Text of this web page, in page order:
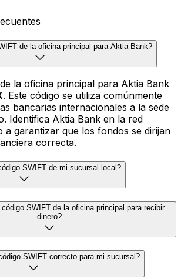
de la oficina principal para Aktia Bank?
la oficina principal para Aktia Bank
. Este código se utiliza comúnmente
bancarias internacionales a la sede
Identifica Aktia Bank en la red
a garantizar que los fondos se dirijan
correcta.
SWIFT de mi sucursal local?
SWIFT de la oficina principal para recibir
dinero?
SWIFT correcto para mi sucursal?